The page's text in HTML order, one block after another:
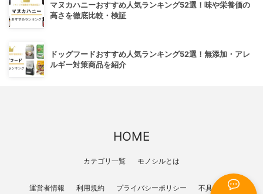
マヌカハニーおすすめ人気ランキング52選！味や栄養価の
高さを徹底比較・検証
ドッグフードおすすめ人気ランキング52選！無添加・アレ
ルギー対策商品を紹介
HOME
カテゴリ一覧 モノシルとは
運営者情報 利用規約 プライバシーポリシー 不具合報告